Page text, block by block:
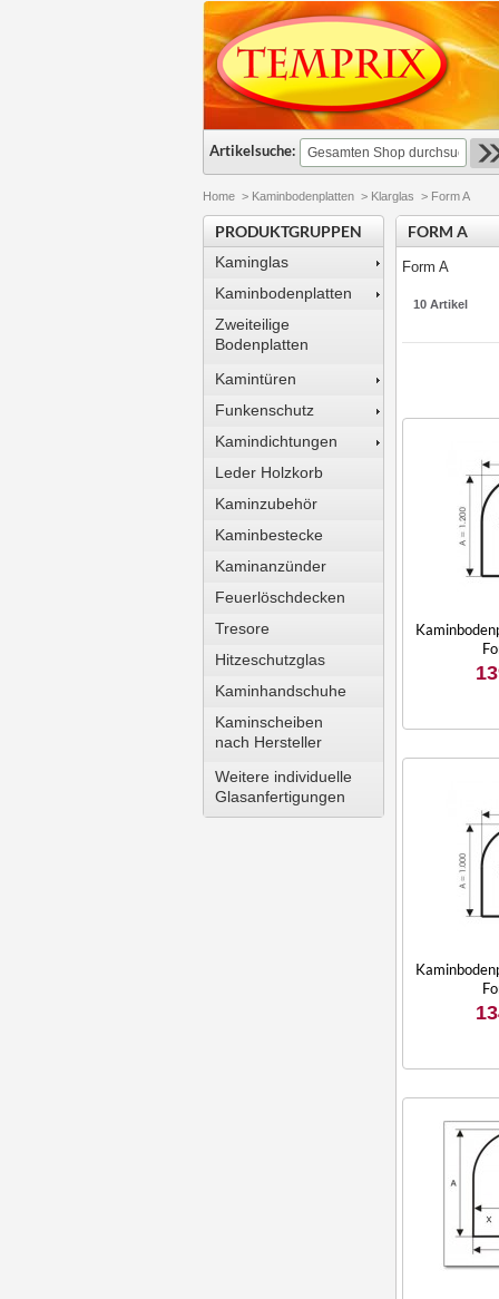
Artikelsuche:
Home > Kaminbodenplatten > Klarglas > Form A
PRODUKTGRUPPEN
Kaminglas
Kaminbodenplatten
Zweiteilige
Bodenplatten
Kamintüren
Funkenschutz
Kamindichtungen
Leder Holzkorb
Kaminzubehör
Kaminbestecke
Kaminanzünder
Feuerlöschdecken
Tresore
Hitzeschutzglas
Kaminhandschuhe
Kaminscheiben
nach Hersteller
Weitere individuelle
Glasanfertigungen
FORM A
Form A
10 Artikel